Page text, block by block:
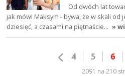
Od dwóch lat
jak mówi Maksym - bywa, że w skali
dziesięć, a czasami na piętnaście… »
4 5 6
2091 na 210